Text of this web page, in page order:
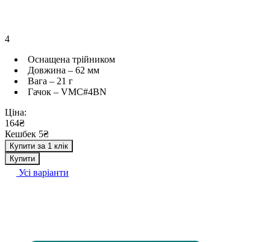
4
Оснащена трійником
Довжина – 62 мм
Вага – 21 г
Гачок – VMC#4BN
Ціна:
164₴
Кешбек 5₴
Купити за 1 клік
Купити
Усі варіанти